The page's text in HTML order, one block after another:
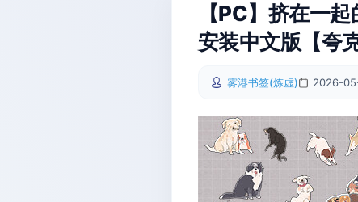
【PC】挤在一
安装中文版【夸克
雾港书签(炼虚) 2026-